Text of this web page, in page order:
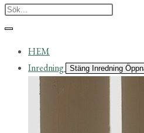
HEM
Inredning
Stäng Inredning